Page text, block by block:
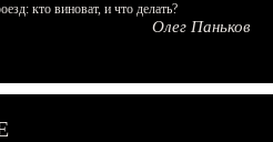
кто виноват, и что делать?
Олег Паньков